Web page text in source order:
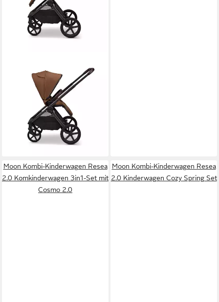
Kombi-Kinderwagen Gio Fold
Kombikinderwagen inkl.
Cosmo 2.0, Gestell und
Babywanne mit einem
Handgriff zusammenfaltbar
1.029,90 €
lieferbar - in 2-3 Werktagen bei dir
+1
Moon Kombi-Kinderwagen Resea
2.0 Komkinderwagen 3in1-Set mit
Cosmo 2.0
Moon Kombi-Kinderwagen Resea
2.0 Kinderwagen Cozy Spring Set